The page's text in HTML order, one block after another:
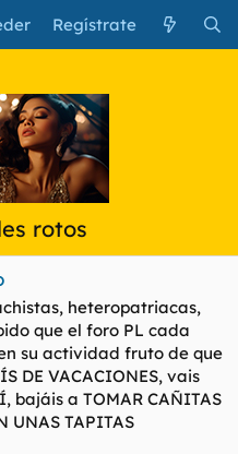
Regístrate
rotos
heteropatriacas,
que el foro PL cada
su actividad fruto de que
DE VACACIONES, vais
bajáis a TOMAR CAÑITAS
UNAS TAPITAS